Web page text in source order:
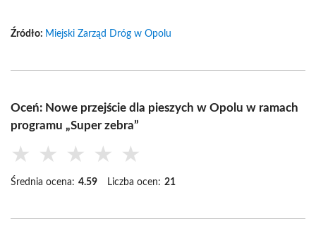
Źródło: Miejski Zarząd Dróg w Opolu
Oceń: Nowe przejście dla pieszych w Opolu w ramach
programu „Super zebra”
★ ★ ★ ★ ★
Średnia ocena: 4.59 Liczba ocen: 21